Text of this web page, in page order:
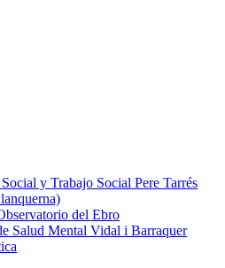
y Trabajo Social Pere Tarrés
del Ebro
Salud Mental Vidal i Barraquer